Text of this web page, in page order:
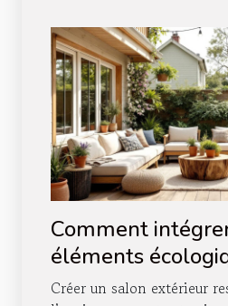
Comment
éléments
votre salon
Créer un salon extérieur